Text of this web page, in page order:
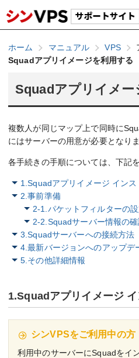
ホーム マニュアル VPS
Squadアプリイメージを利用する
Squadアプリイメー
複数人が同じマップ上で同時に
にはサーバーの用意が必要となりま
各手続きの手順については、下記
1.Squadアプリイメージ イン
2.事前準備
2-1.パケットフィルターの
2-2.Squadサーバー情報の
3.Squadサーバーへの接続方法
4.最新バージョンへのアップデ
5.その他詳細情報
1.Squadアプリイメージ
シンVPSをご利用中の方
利用中のサーバーにSquadをイ